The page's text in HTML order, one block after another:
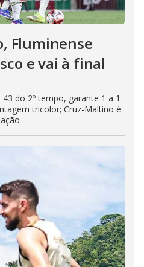
Fluminense
e vai à final
do 2º tempo, garante 1 a 1
tricolor; Cruz-Maltino é